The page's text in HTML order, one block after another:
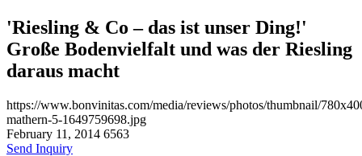
'Riesling & Co – das ist unser Ding!'
Große Bodenvielfalt und was der Riesling
daraus macht
https://www.bonvinitas.com/media/reviews/photos/thumbnail/
mathern-5-1649759698.jpg
February 11, 2014 6563
Send Inquiry